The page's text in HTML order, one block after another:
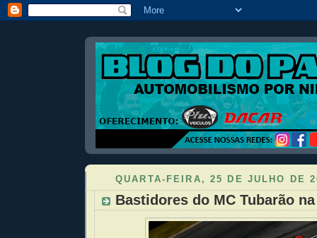
QUARTA-FEIRA, 25 DE JULHO DE
Bastidores do MC Tubarão